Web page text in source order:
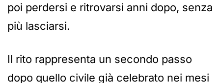
poi perdersi e ritrovarsi anni dopo, senza
più lasciarsi.
Il rito rappresenta un secondo passo
dopo quello civile già celebrato nei mesi